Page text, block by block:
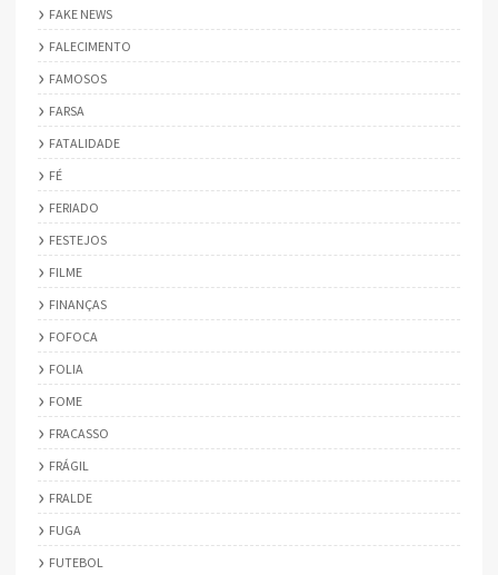
FAKE NEWS
FALECIMENTO
FAMOSOS
FARSA
FATALIDADE
FÉ
FERIADO
FESTEJOS
FILME
FINANÇAS
FOFOCA
FOLIA
FOME
FRACASSO
FRÁGIL
FRALDE
FUGA
FUTEBOL